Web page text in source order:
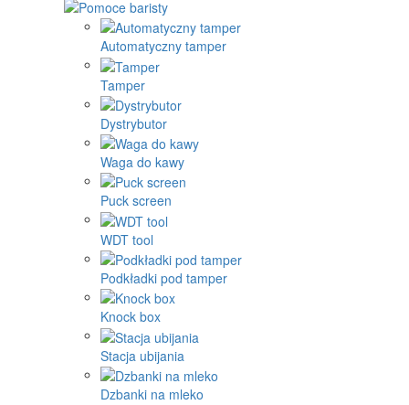
Automatyczny tamper
Tamper
Dystrybutor
Waga do kawy
Puck screen
WDT tool
Podkładki pod tamper
Knock box
Stacja ubijania
Dzbanki na mleko